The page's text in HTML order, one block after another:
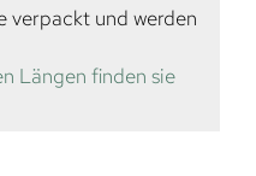
verpackt und werden
Längen finden sie